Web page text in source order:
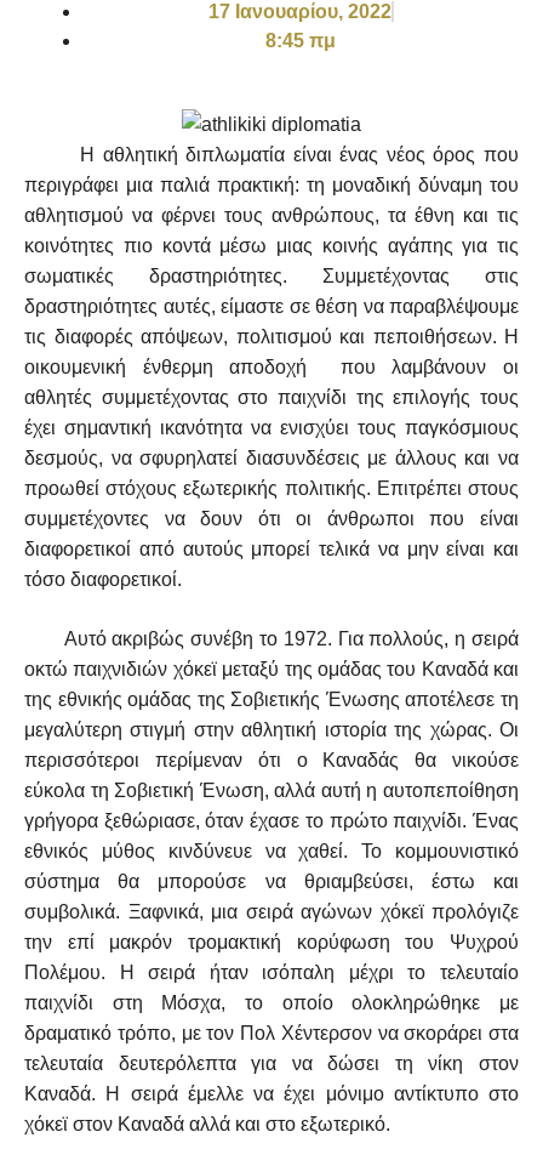
17 Ιανουαρίου, 2022
8:45 πμ
Η αθλητική διπλωματία είναι ένας νέος όρος που
περιγράφει μια παλιά πρακτική: τη μοναδική δύναμη του
αθλητισμού να φέρνει τους ανθρώπους, τα έθνη και τις
κοινότητες πιο κοντά μέσω μιας κοινής αγάπης για τις
σωματικές δραστηριότητες. Συμμετέχοντας στις
δραστηριότητες αυτές, είμαστε σε θέση να παραβλέψουμε
τις διαφορές απόψεων, πολιτισμού και πεποιθήσεων. Η
οικουμενική ένθερμη αποδοχή που λαμβάνουν οι
αθλητές συμμετέχοντας στο παιχνίδι της επιλογής τους
έχει σημαντική ικανότητα να ενισχύει τους παγκόσμιους
δεσμούς, να σφυρηλατεί διασυνδέσεις με άλλους και να
προωθεί στόχους εξωτερικής πολιτικής. Επιτρέπει στους
συμμετέχοντες να δουν ότι οι άνθρωποι που είναι
διαφορετικοί από αυτούς μπορεί τελικά να μην είναι και
τόσο διαφορετικοί.
Αυτό ακριβώς συνέβη το 1972. Για πολλούς, η σειρά
οκτώ παιχνιδιών χόκεϊ μεταξύ της ομάδας του Καναδά και
της εθνικής ομάδας της Σοβιετικής Ένωσης αποτέλεσε τη
μεγαλύτερη στιγμή στην αθλητική ιστορία της χώρας. Οι
περισσότεροι περίμεναν ότι ο Καναδάς θα νικούσε
εύκολα τη Σοβιετική Ένωση, αλλά αυτή η αυτοπεποίθηση
γρήγορα ξεθώριασε, όταν έχασε το πρώτο παιχνίδι. Ένας
εθνικός μύθος κινδύνευε να χαθεί. Το κομμουνιστικό
σύστημα θα μπορούσε να θριαμβεύσει, έστω και
συμβολικά. Ξαφνικά, μια σειρά αγώνων χόκεϊ προλόγιζε
την επί μακρόν τρομακτική κορύφωση του Ψυχρού
Πολέμου. Η σειρά ήταν ισόπαλη μέχρι το τελευταίο
παιχνίδι στη Μόσχα, το οποίο ολοκληρώθηκε με
δραματικό τρόπο, με τον Πολ Χέντερσον να σκοράρει στα
τελευταία δευτερόλεπτα για να δώσει τη νίκη στον
Καναδά. Η σειρά έμελλε να έχει μόνιμο αντίκτυπο στο
χόκεϊ στον Καναδά αλλά και στο εξωτερικό.